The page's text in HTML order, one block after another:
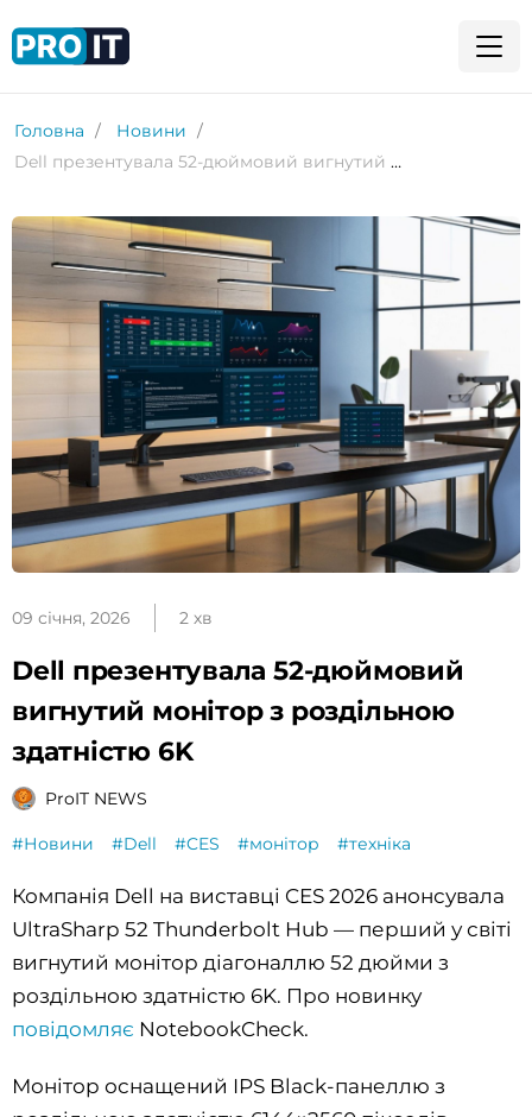
Головна
Новини
Dell презентувала 52-дюймовий вигнутий монітор з роздільною здатністю 6K
09 січня, 2026 2 хв
Dell презентувала 52-дюймовий
вигнутий монітор з роздільною
здатністю 6K
ProIT NEWS
#Новини #Dell #CES #монітор #техніка
Компанія Dell на виставці CES 2026 анонсувала
UltraSharp 52 Thunderbolt Hub — перший у світі
вигнутий монітор діагоналлю 52 дюйми з
роздільною здатністю 6K. Про новинку
повідомляє NotebookCheck.
Монітор оснащений IPS Black-панеллю з